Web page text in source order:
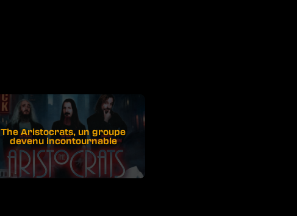
The Aristocrats, un groupe
devenu incontournable